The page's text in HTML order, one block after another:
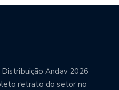
Distribuição Andav 2026
retrato do setor no